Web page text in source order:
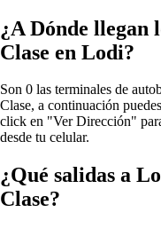
¿A Dónde llegan
Clase en Lodi?
Son 0 las terminales de
Clase, a continuación
click en "Ver Dirección"
desde tu celular.
¿Qué salidas a
Clase?